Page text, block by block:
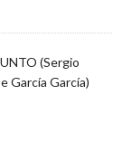
(Sergio
García García)